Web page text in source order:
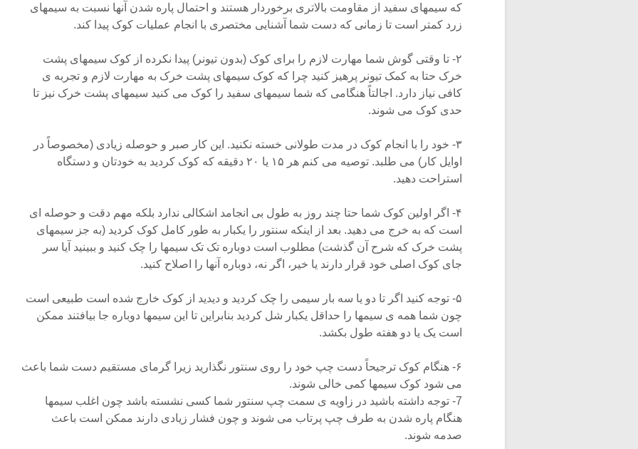
که سیمهای سفید از مقاومت بالاتری برخوردار هستند و احتمال پاره شدن آنها نسبت به سیمهای
زرد کمتر است تا زمانی که دست شما آشنایی مختصری با انجام عملیات کوک پیدا کند.
۲- تا وقتی گوش شما مهارت لازم را برای کوک (بدون تیونر) پیدا نکرده از کوک سیمهای پشت
خرک حتا به کمک تیونر پرهیز کنید چرا که کوک سیمهای پشت خرک به مهارت لازم و تجربه ی
کافی نیاز دارد. اجالتاً هنگامی که شما سیمهای سفید را کوک می کنید سیمهای پشت خرک نیز تا
حدی کوک می شوند.
۳- خود را با انجام کوک در مدت طولانی خسته نکنید. این کار صبر و حوصله زیادی (مخصوصاً در
اوایل کار) می طلبد. توصیه می کنم هر ۱۵ یا ۲۰ دقیقه که کوک کردید به خودتان و دستگاه
استراحت دهید.
۴- اگر اولین کوک شما حتا چند روز به طول بی انجامد اشکالی ندارد بلکه مهم دقت و حوصله ای
است که به خرج می دهید. بعد از اینکه سنتور را یکبار به طور کامل کوک کردید (به جز سیمهای
پشت خرک که شرح آن گذشت) مطلوب است دوباره تک تک سیمها را چک کنید و ببینید آیا سر
جای کوک اصلی خود قرار دارند یا خیر، اگر نه، دوباره آنها را اصلاح کنید.
۵- توجه کنید اگر تا دو یا سه بار سیمی را چک کردید و دیدید از کوک خارج شده است طبیعی است
چون شما همه ی سیمها را حداقل یکبار شل کردید بنابراین تا این سیمها دوباره جا بیافتند ممکن
است یک یا دو هفته طول بکشد.
۶- هنگام کوک ترجیحاً دست چپ خود را روی سنتور نگذارید زیرا گرمای مستقیم دست شما باعث
می شود کوک سیمها کمی خالی شوند.
7- توجه داشته باشید در زاویه ی سمت چپ سنتور شما کسی نشسته باشد چون اغلب سیمها
هنگام پاره شدن به طرف چپ پرتاب می شوند و چون فشار زیادی دارند ممکن است باعث
صدمه شوند.